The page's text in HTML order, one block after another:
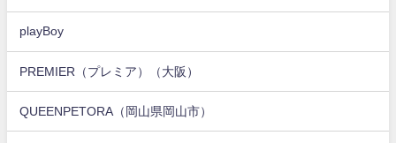
playBoy
PREMIER（プレミア）（大阪）
QUEENPETORA（岡山県岡山市）